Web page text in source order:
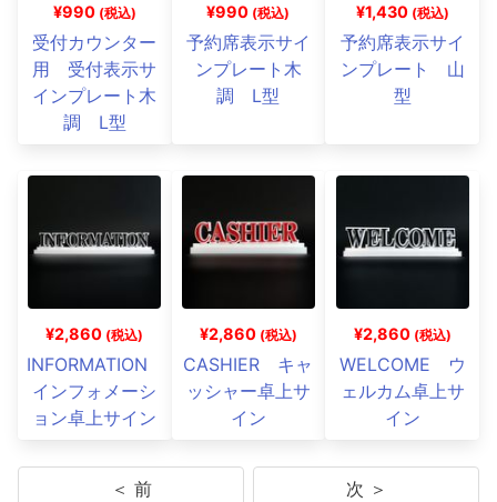
¥990 (税込)
受付カウンター
用 受付表示サ
インプレート木
調 L型
¥990 (税込)
予約席表示サイ
ンプレート木
調 L型
¥1,430 (税込)
予約席表示サイ
ンプレート 山
型
¥2,860 (税込)
INFORMATION
インフォメーシ
ョン卓上サイン
¥2,860 (税込)
CASHIER キャ
ッシャー卓上サ
イン
¥2,860 (税込)
WELCOME ウ
ェルカム卓上サ
イン
＜ 前 次 ＞